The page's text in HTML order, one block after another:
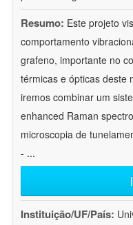
Resumo: Este projeto
comportamento
grafeno, importante no
térmicas e ópticas deste
iremos combinar um
enhanced Raman
microscopia de
- ...
Instituição/UF/País: